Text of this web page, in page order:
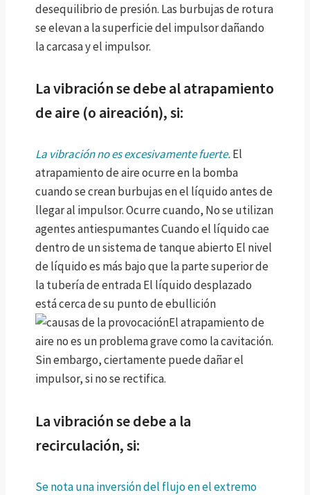
desequilibrio de presión. Las burbujas de rotura
se elevan a la superficie del impulsor dañando
la carcasa y el impulsor.
La vibración se debe al atrapamiento
de aire (o aireación), si:
La vibración no es excesivamente fuerte.El
atrapamiento de aire ocurre en la bomba
cuando se crean burbujas en el líquido antes de
llegar al impulsor. Ocurre cuando, No se utilizan
agentes antiespumantesCuando el líquido cae
dentro de un sistema de tanque abierto El nivel
de líquido es más bajo que la parte superior de
la tubería de entradaEl líquido desplazado
está cerca de su punto de ebullición
El atrapamiento de
aire no es un problema grave como la cavitación.
Sin embargo, ciertamente puede dañar el
impulsor, si no se rectifica.
La vibración se debe a la
recirculación, si:
Se nota una inversión del flujo en el extremo